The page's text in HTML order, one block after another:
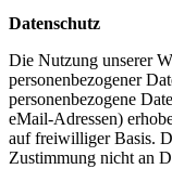
Datenschutz
Die Nutzung unserer
personenbezogener
personenbezogene
eMail-Adressen)
auf freiwilliger Basis.
Zustimmung nicht an